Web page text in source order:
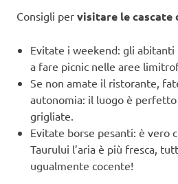
Consigli per visitare le cascate
Evitate i weekend: gli abitanti
a fare picnic nelle aree
Se non amate il ristorante,
autonomia: il luogo è perfetto
grigliate.
Evitate borse pesanti: è vero
Taurului l’aria è più fresca,
ugualmente cocente!